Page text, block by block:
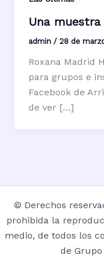
Una
admin / 28 de
Roxana Madrid
para grupos e
Facebook de
de ver […]
© Derechos
prohibida la
medio, de todos los
de Grupo